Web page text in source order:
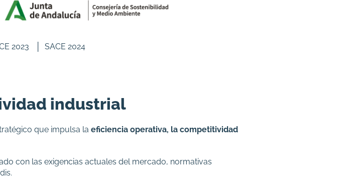
2023 SACE 2024
industrial
que impulsa la eficiencia operativa, la competitividad
con las exigencias actuales del mercado, normativas